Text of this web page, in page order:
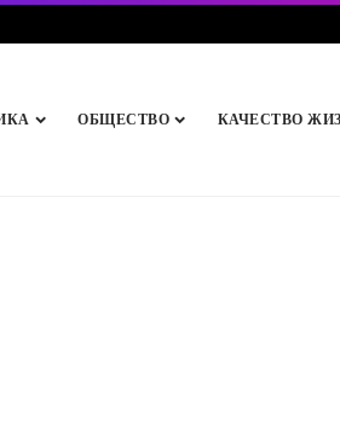
ОБЩЕСТВО КАЧЕСТВО